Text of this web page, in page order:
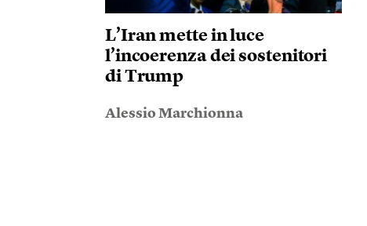
L’Iran mette in luce
l’incoerenza dei sostenitori
di Trump
Alessio Marchionna